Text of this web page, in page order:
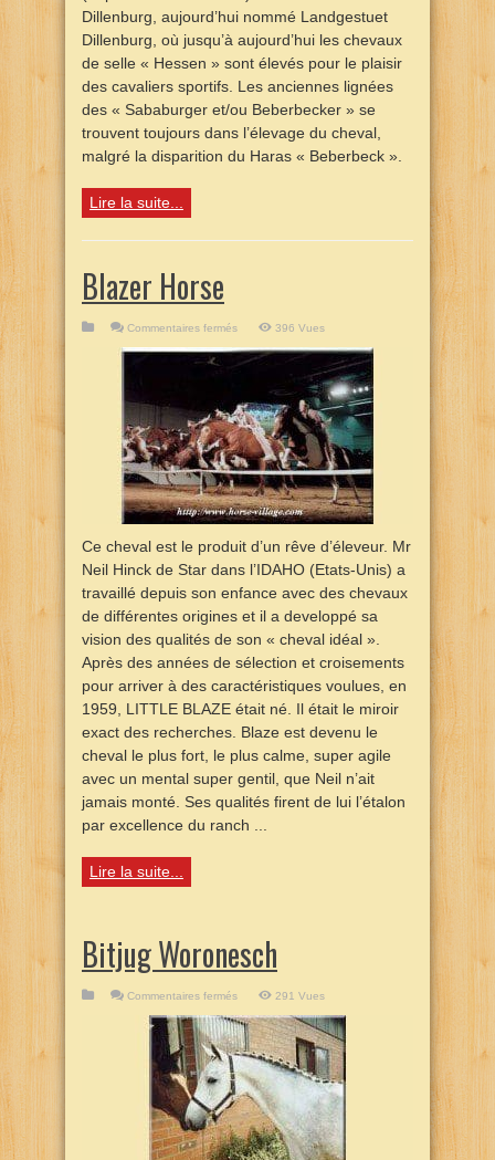
Dillenburg, aujourd’hui nommé Landgestuet
Dillenburg, où jusqu’à aujourd’hui les chevaux
de selle « Hessen » sont élevés pour le plaisir
des cavaliers sportifs. Les anciennes lignées
des « Sababurger et/ou Beberbecker » se
trouvent toujours dans l’élevage du cheval,
malgré la disparition du Haras « Beberbeck ».
Lire la suite...
Blazer Horse
Commentaires fermés
Horse
396 Vues
Ce cheval est le produit d’un rêve d’éleveur. Mr
Neil Hinck de Star dans l’IDAHO (Etats-Unis) a
travaillé depuis son enfance avec des chevaux
de différentes origines et il a developpé sa
vision des qualités de son « cheval idéal ».
Après des années de sélection et croisements
pour arriver à des caractéristiques voulues, en
1959, LITTLE BLAZE était né. Il était le miroir
exact des recherches. Blaze est devenu le
cheval le plus fort, le plus calme, super agile
avec un mental super gentil, que Neil n’ait
jamais monté. Ses qualités firent de lui l’étalon
par excellence du ranch ...
Lire la suite...
Bitjug Woronesch
Commentaires fermés
Woronesch
291 Vues